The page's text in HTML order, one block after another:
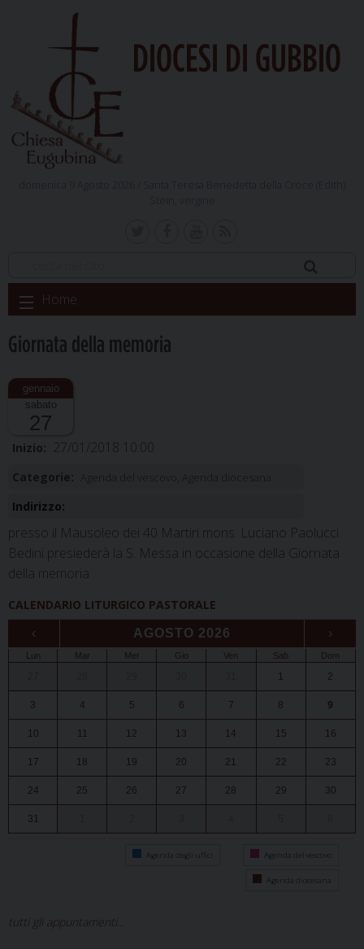
DIOCESI DI GUBBIO
Skip
to
Home
Giornata della memoria
sabato
27
Inizio: 27/01/2018 10:00
Categorie:
Indirizzo:
presso il Mausoleo dei 40 Martiri mons. Luciano Paolucci
Bedini presiederà la S. Messa in occasione della Giornata
della memoria
CALENDARIO LITURGICO PASTORALE
‹ AGOSTO 2026 ›
Lun Mar Mer Gio Ven Sab Dom
1 2
3 4 5 6 7 8 9
10 11 12 13 14 15 16
17 18 19 20 21 22 23
24 25 26 27 28 29 30
31
Agenda degli uffici Agenda del vescovo
Agenda diocesana
tutti gli appuntamenti...